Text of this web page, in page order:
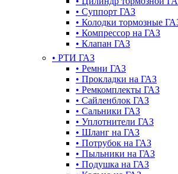
• Суппорт ГАЗ
• Колодки тормозные
• Компрессор на ГАЗ
• Клапан ГАЗ
• РТИ ГАЗ
• Ремни ГАЗ
• Прокладки на ГАЗ
• Ремкомплекты ГАЗ
• Сайленблок ГАЗ
• Сальники ГАЗ
• Уплотнители ГАЗ
• Шланг на ГАЗ
• Потрубок на ГАЗ
• Пыльники на ГАЗ
• Подушка на ГАЗ